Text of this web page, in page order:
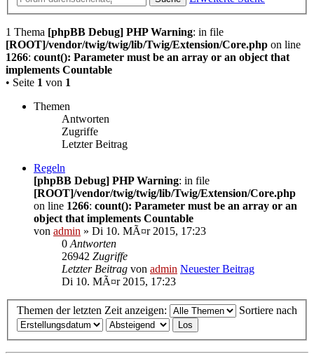
1 Thema [phpBB Debug] PHP Warning: in file
[ROOT]/vendor/twig/twig/lib/Twig/Extension/Core.php on line
1266: count(): Parameter must be an array or an object that
implements Countable
• Seite 1 von 1
Themen
Antworten
Zugriffe
Letzter Beitrag
Regeln
[phpBB Debug] PHP Warning: in file
[ROOT]/vendor/twig/twig/lib/Twig/Extension/Core.php
on line 1266: count(): Parameter must be an array or an
object that implements Countable
von admin » Di 10. MÃ¤r 2015, 17:23
0 Antworten
26942 Zugriffe
Letzter Beitrag von admin Neuester Beitrag
Di 10. MÃ¤r 2015, 17:23
Themen der letzten Zeit anzeigen: Sortiere nach